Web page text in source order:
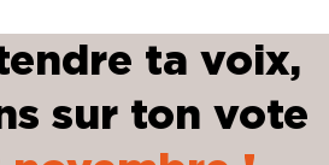
ta voix,
sur ton vote